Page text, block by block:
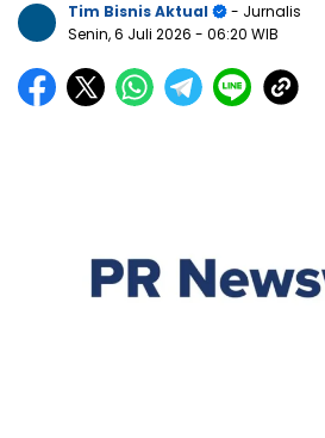
Tim Bisnis Aktual
- Jurnalis
Senin, 6 Juli 2026 - 06:20 WIB